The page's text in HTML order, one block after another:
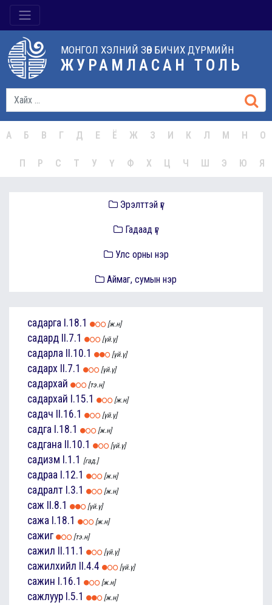
МОНГОЛ ХЭЛНИЙ ЗӨВ БИЧИХ ДҮРМИЙН
ЖУРАМЛАСАН ТОЛЬ
А Б В Г Д Е Ё Ж З И К Л М Н О
П Р С Т У Ү Ф Х Ц Ч Ш Э Ю Я
Эрэлттэй үг
Гадаад үг
Улс орны нэр
Аймаг, сумын нэр
садарга I.18.1 [ж.н]
садард II.7.1 [үй.ү]
садарла II.10.1 [үй.ү]
садарх II.7.1 [үй.ү]
садархай [тэ.н]
садархай I.15.1 [ж.н]
садач II.16.1 [үй.ү]
садга I.18.1 [ж.н]
садгана II.10.1 [үй.ү]
садизм I.1.1 [гад.]
садраа I.12.1 [ж.н]
садралт I.3.1 [ж.н]
саж II.8.1 [үй.ү]
сажа I.18.1 [ж.н]
сажиг [тэ.н]
сажил II.11.1 [үй.ү]
сажилхийл II.4.4 [үй.ү]
сажин I.16.1 [ж.н]
сажлуур I.5.1 [ж.н]